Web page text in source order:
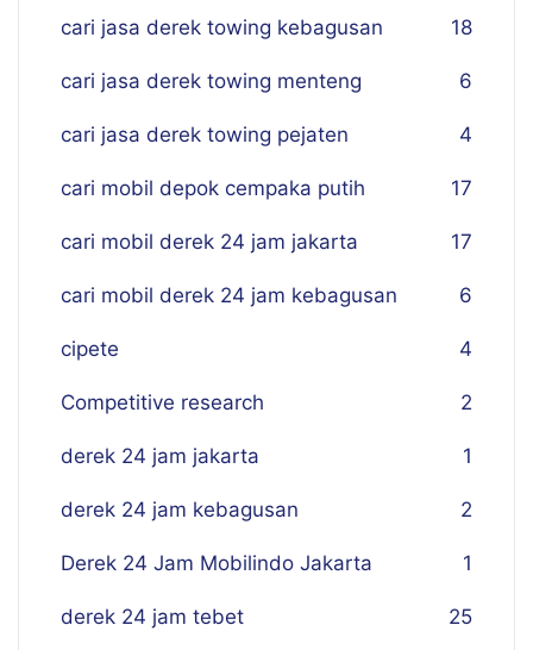
cari jasa derek towing kebagusan 18
cari jasa derek towing menteng 6
cari jasa derek towing pejaten 4
cari mobil depok cempaka putih 17
cari mobil derek 24 jam jakarta 17
cari mobil derek 24 jam kebagusan 6
cipete 4
Competitive research 2
derek 24 jam jakarta 1
derek 24 jam kebagusan 2
Derek 24 Jam Mobilindo Jakarta 1
derek 24 jam tebet 25